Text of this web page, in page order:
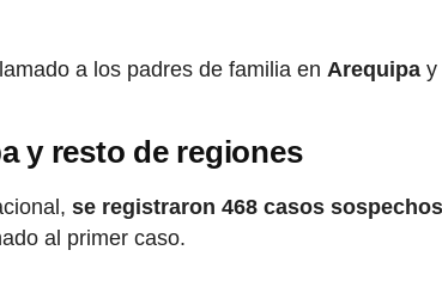
a los padres de familia en Arequipa y
y resto de regiones
se registraron 468 casos
al primer caso.